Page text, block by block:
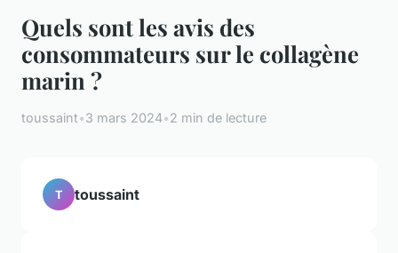
Quels sont les avis des
consommateurs sur le collagène
marin ?
toussaint•3 mars 2024•2 min de lecture
T toussaint